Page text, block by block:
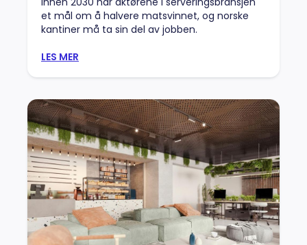
et mål om å halvere matsvinnet, og norske
kantiner må ta sin del av jobben.
LES MER